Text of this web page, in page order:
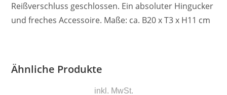
Reißverschluss geschlossen. Ein absoluter Hingucker
und freches Accessoire. Maße: ca. B20 x T3 x H11 cm
Ähnliche Produkte
inkl. MwSt.